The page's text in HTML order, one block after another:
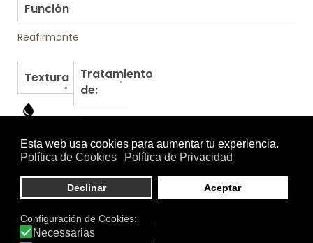
Función
Reafirmante
Textura
Tratamiento
de: